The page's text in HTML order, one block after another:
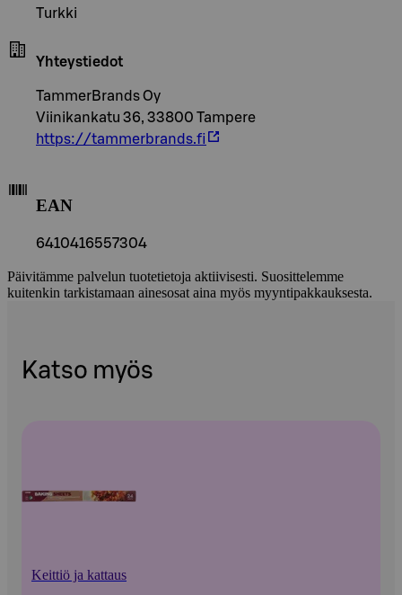
Turkki
Yhteystiedot
TammerBrands Oy
Viinikankatu 36, 33800 Tampere
https://tammerbrands.fi
EAN
6410416557304
Päivitämme palvelun tuotetietoja aktiivisesti. Suosittelemme
kuitenkin tarkistamaan ainesosat aina myös myyntipakkauksesta.
Katso myös
Keittiö ja kattaus